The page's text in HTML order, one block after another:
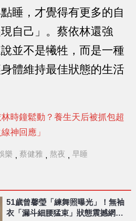
睡，才覺得有更多的自
自己」。蔡依林還強
並不是犧牲，而是一種
體維持最佳狀態的生活
時鐘鬆動？養生天后被抓包超
神回應」
樂 蔡健雅 熬夜 早睡
51歲曾馨瑩「練舞照曝光」！無袖
衣「漏斗細腰猛束」狀態震撼網：